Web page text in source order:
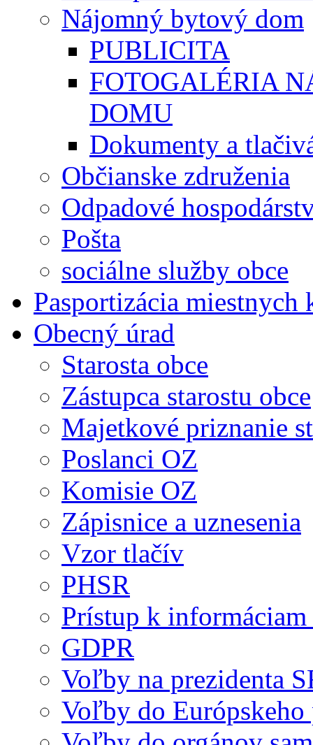
Nájomný bytový dom
PUBLICITA
FOTOGALÉRIA
DOMU
Dokumenty a
Občianske združenia
Odpadové
Pošta
sociálne služby obce
Pasportizácia
Obecný úrad
Starosta obce
Zástupca starostu obce
Majetkové priznanie
Poslanci OZ
Komisie OZ
Zápisnice a uznesenia
Vzor tlačív
PHSR
Prístup k
GDPR
Voľby na prezidenta
Voľby do Európskeho